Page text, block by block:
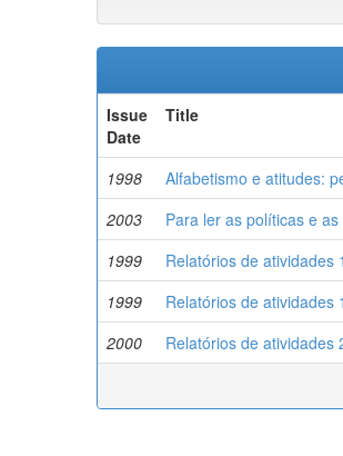
Issue
Date
Title
1998 Alfabetismo e atitudes:
2003
Para ler as políticas e
1999
Relatórios de atividades
1999
Relatórios de atividades
2000
Relatórios de atividades